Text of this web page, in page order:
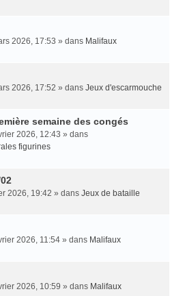
2026, 17:53 » dans Malifaux
2026, 17:52 » dans Jeux d'escarmouche
semaine des congés
2026, 12:43 » dans
figurines
2026, 19:42 » dans Jeux de bataille
2026, 11:54 » dans Malifaux
2026, 10:59 » dans Malifaux